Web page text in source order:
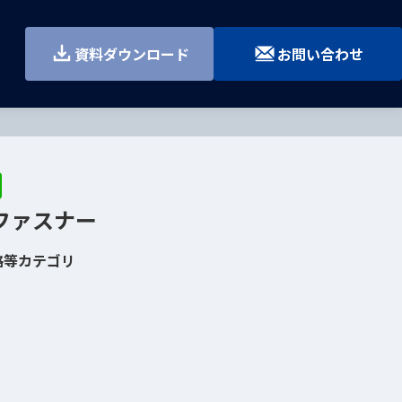
資料ダウンロード お問い合わせ
ァスナー
カテゴリ